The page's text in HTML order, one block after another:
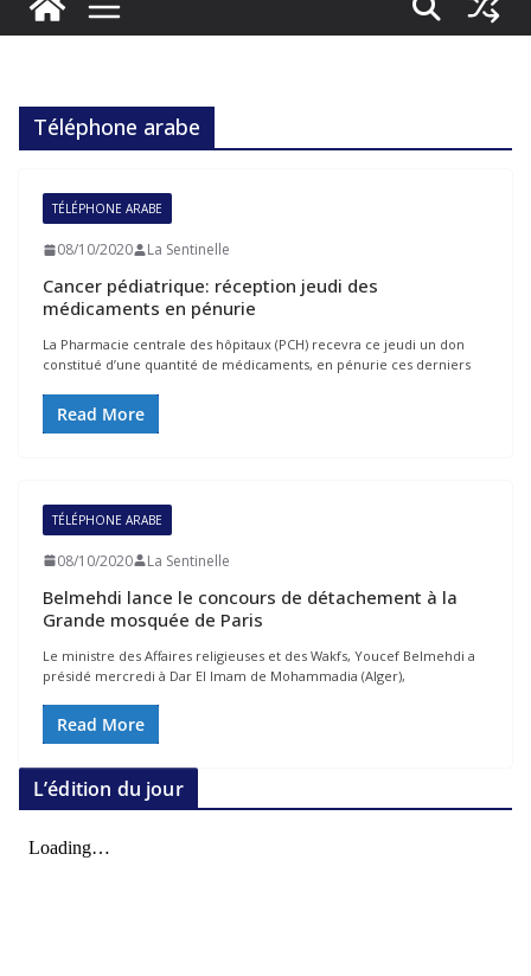
Téléphone arabe
TÉLÉPHONE ARABE
08/10/2020 La Sentinelle
Cancer pédiatrique: réception jeudi des
médicaments en pénurie
La Pharmacie centrale des hôpitaux (PCH) recevra ce jeudi un don
constitué d’une quantité de médicaments, en pénurie ces derniers
Read More
TÉLÉPHONE ARABE
08/10/2020 La Sentinelle
Belmehdi lance le concours de détachement à la
Grande mosquée de Paris
Le ministre des Affaires religieuses et des Wakfs, Youcef Belmehdi a
présidé mercredi à Dar El Imam de Mohammadia (Alger),
Read More
L’édition du jour